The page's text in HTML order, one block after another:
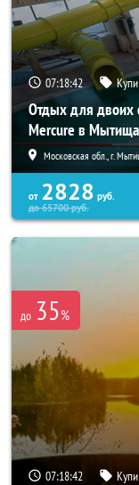
07:18:41
Отдых для двоих
Mercure в
Московская обл., г.
от 2828 руб.
до65700руб.
до 35%
07:18:41